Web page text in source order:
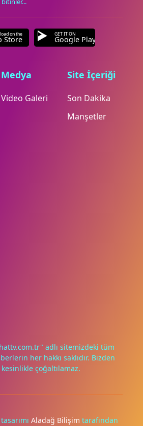
ve içeriğimizi geliştirmek için çerezler
on the
Store
GET IT ON
Google Play
Medya
Video Galeri
Site İçeriği
Son Dakika
Manşetler
adlı sitemizdeki tüm
her hakkı saklıdır. Bizden
çoğaltılamaz.
Aladağ Bilişim tarafından